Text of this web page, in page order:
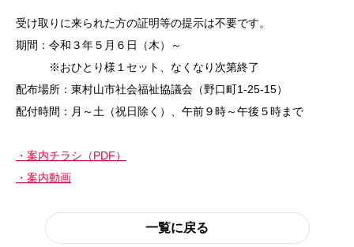
受け取りに来られた方の証明等の提示は不要です。
期間：令和３年５月６日（木）～
※おひとり様１セット、なくなり次第終了
配布場所：東村山市社会福祉協議会（野口町1-25-15）
配付時間：月～土（祝日除く）、午前９時～午後５時まで
・案内チラシ（PDF）
・案内動画
一覧に戻る